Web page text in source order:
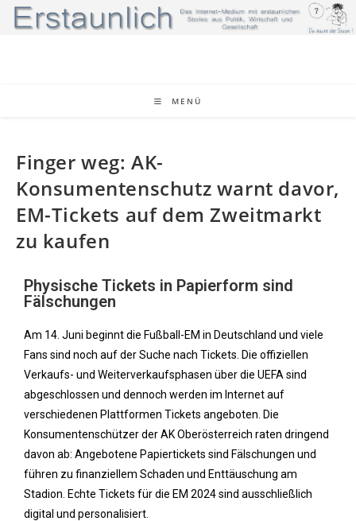
MENÜ
Finger weg: AK-
Konsumentenschutz warnt davor,
EM-Tickets auf dem Zweitmarkt
zu kaufen
Physische Tickets in Papierform sind
Fälschungen
Am 14. Juni beginnt die Fußball-EM in Deutschland und viele
Fans sind noch auf der Suche nach Tickets. Die offiziellen
Verkaufs- und Weiterverkaufsphasen über die UEFA sind
abgeschlossen und dennoch werden im Internet auf
verschiedenen Plattformen Tickets angeboten. Die
Konsumentenschützer der AK Oberösterreich raten dringend
davon ab: Angebotene Papiertickets sind Fälschungen und
führen zu finanziellem Schaden und Enttäuschung am
Stadion. Echte Tickets für die EM 2024 sind ausschließlich
digital und personalisiert.